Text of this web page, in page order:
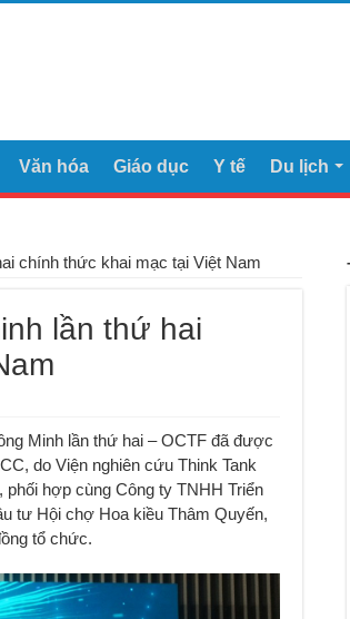
Văn hóa Giáo dục Y tế Du lịch
chính thức khai mạc tại Việt Nam
lần thứ hai
Minh lần thứ hai – OCTF đã được
do Viện nghiên cứu Think Tank
hợp cùng Công ty TNHH Triển
tư Hội chợ Hoa kiều Thâm Quyến,
tổ chức.